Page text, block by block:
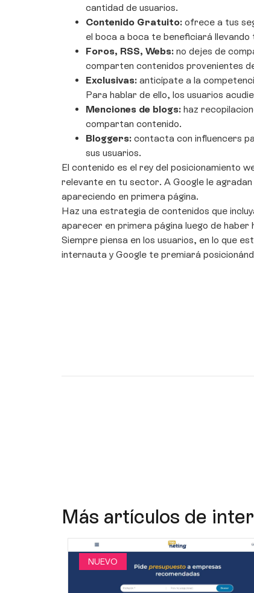
cantidad de usuarios.
Contenido Gratuito: ofrece a tus
el boca a boca te beneficiará
Foros, RSS, Webs: no dejes de
comparten contenidos provenientes
Exclusivas: anticípate a la
Para hablar de ello, los usuarios
Menciones de blogs: haz
compartan contenido.
Bloggers: contacta con influencers
sus usuarios.
El contenido es el rey del posicionamiento
relevante en tu sector. A Google le
apareciendo en primera página.
Haz una estrategia de contenidos que
aparecer en primera página luego de haber
Siempre piensa en los usuarios, en lo que
internauta y Google te premiará
Más artículos de
NUEVO